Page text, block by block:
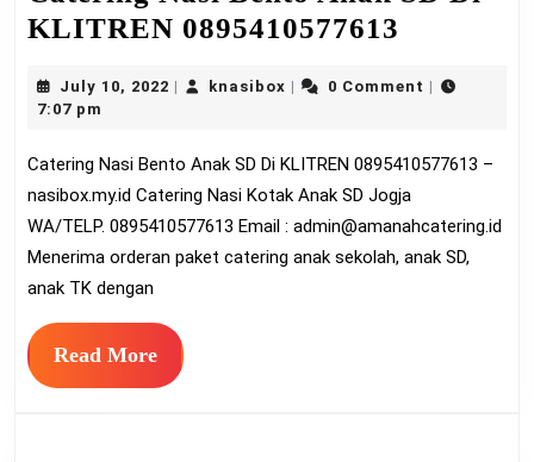
KLITREN 0895410577613
Bento
SD
Di
July 10, 2022 July
knasiboxknasibox0 Comment
7:07 pm
Catering Nasi Bento Anak SD Di KLITREN 0895410577613 –
nasibox.my.id Catering Nasi Kotak Anak SD Jogja
WA/TELP. 0895410577613 Email : admin@amanahcatering.id
Menerima orderan paket catering anak sekolah, anak SD,
anak TK dengan
Read MoreRead
More